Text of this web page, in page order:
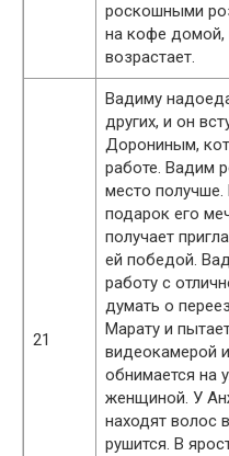
роскошными
на кофе домой,
возрастает.
21
Вадиму
других, и он
Дорониным,
работе. Вадим
место получше.
подарок его
получает
ей победой.
работу с
думать о
Марату и
видеокамерой
обнимается на
женщиной. У
находят волос
рушится. В